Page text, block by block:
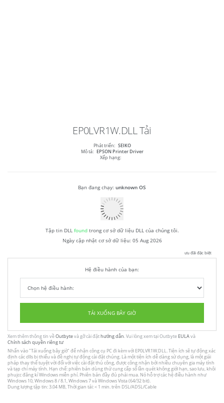
EP0LVR1W.DLLTải
Phát triển: SEIKO
Mô tả: EPSON Printer Driver
Xếp hạng:
Bạn đang chạy: unknown OS
Tập tin DLL foundtrong cơ sở dữ liệu DLL của chúng tôi.
Ngày cập nhật cơ sở dữ liệu: 05 Aug 2026
ưu đãi đặc biệt
Hệ điều hành của bạn:
TẢI XUỐNG BÂY GIỜ
Xem thêm thông tin vềOutbytevà gỡ cài đặthướng dẫn. Vui lòng xem tại Outbyte EULAvà
Chính sách quyền riêng tư
Nhấn vào"Tải xuống bây giờ" để nhận công cụ PC đi kèm với EP0LVR1W.DLL. Tiện ích sẽ tự động xác
định các dlls bị thiếu và đề nghị tự động cài đặt chúng. Là một tiện ích dễ dàng sử dụng, là một giải
pháp thay thế tuyệt vời đối với việc cài đặt thủ công, được công nhận bởi nhiều chuyên gia máy tính
và tạp chí máy tính. Hạn chế: phiên bản dùng thử cung cấp số lần quét không giới hạn, sao lưu, khôi
phujcc đăng kí Windows miễn phí. Phiên bản đầy đủ phải mua. Nó hỗ trợ các hệ điều hành như
Windows 10, Windows 8 / 8.1, Windows 7 và Windows Vista (64/32 bit).
Dung lượng tập tin: 3.04 MB, Thời gian tải: < 1 min. trên DSL/ADSL/Cable